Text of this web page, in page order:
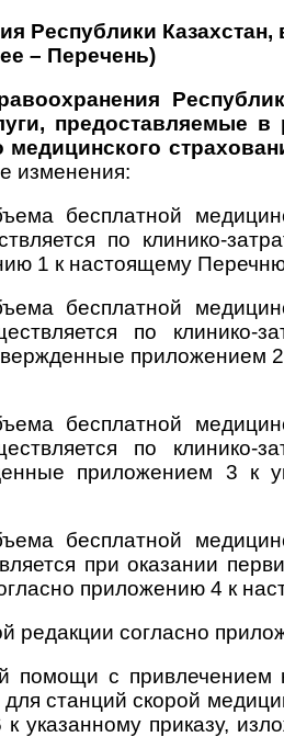
Республики
– Перечень)
предоставляемые в
изменения:
бесплатной
по клинико-
1 к настоящему
бесплатной
по
приложением
бесплатной
по
приложением 3 к
бесплатной
при оказании
приложению 4 к
редакции согласно
с привлечением
станций скорой
приказу,